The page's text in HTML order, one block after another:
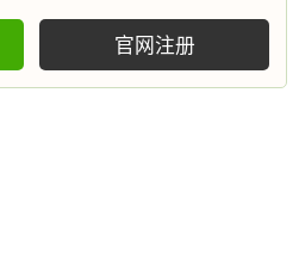
官网注册